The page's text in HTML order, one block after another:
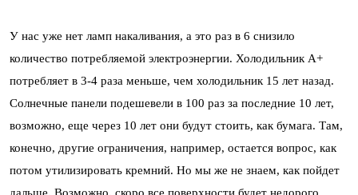
У нас уже нет ламп накаливания, а это раз в 6 снизило
количество потребляемой электроэнергии. Холодильник А+
потребляет в 3-4 раза меньше, чем холодильник 15 лет назад.
Солнечные панели подешевели в 100 раз за последние 10 лет,
возможно, еще через 10 лет они будут стоить, как бумага. Там,
конечно, другие ограничения, например, остается вопрос, как
потом утилизировать кремний. Но мы же не знаем, как пойдет
дальше. Возможно, скоро все поверхности будет недорого